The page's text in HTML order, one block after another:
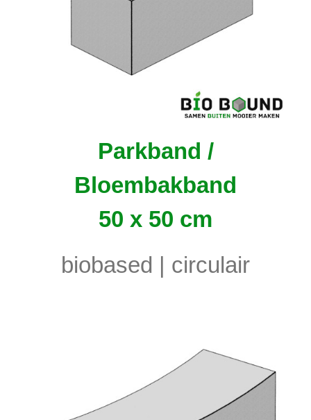
Parkband /
Bloembakband
50 x 50 cm
biobased | circulair